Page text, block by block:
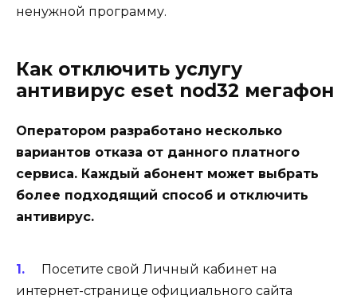
ненужной программу.
Как отключить услугу
антивирус eset nod32 мегафон
Оператором разработано несколько
вариантов отказа от данного платного
сервиса. Каждый абонент может выбрать
более подходящий способ и отключить
антивирус.
Посетите свой Личный кабинет на
интернет-странице официального сайта